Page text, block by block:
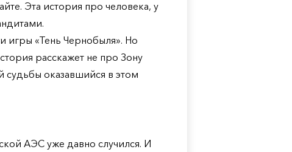
Эта история про человека, у
игры «Тень Чернобыля». Но
расскажет не про Зону
судьбы оказавшийся в этом
АЭС уже давно случился. И